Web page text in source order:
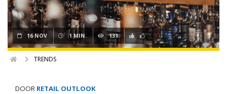
16 NOV 1 MIN. 131
TRENDS
DOOR RETAIL OUTLOOK